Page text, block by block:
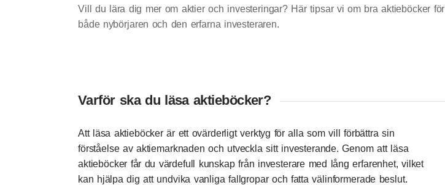
Vill du lära dig mer om aktier och investeringar? Här tipsar vi om bra aktieböcker för
både nybörjaren och den erfarna investeraren.
Varför ska du läsa aktieböcker?
Att läsa aktieböcker är ett ovärderligt verktyg för alla som vill förbättra sin
förståelse av aktiemarknaden och utveckla sitt investerande. Genom att läsa
aktieböcker får du värdefull kunskap från investerare med lång erfarenhet, vilket
kan hjälpa dig att undvika vanliga fallgropar och fatta välinformerade beslut.